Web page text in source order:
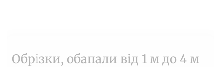
Обрізки, обапали від 1 м до 4 м